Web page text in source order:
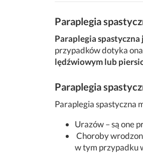
Paraplegia
Paraplegia
przypadków dotyka
lędźwiowym lub
Paraplegia
Paraplegia spastyczna
Urazów – są one
Choroby
w tym przypadku